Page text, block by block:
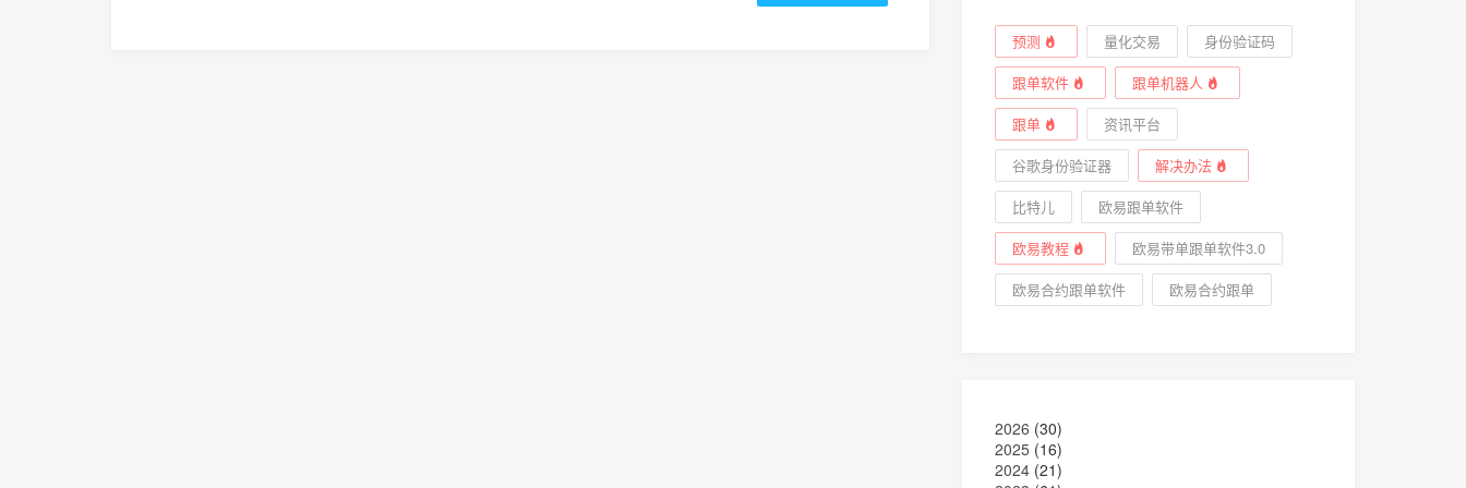
预测 量化交易
身份验证码
跟单软件
跟单机器人
跟单
资讯平台
谷歌身份验证器
解决办法
比特儿
欧易跟单软件
欧易教程
欧易带单跟单软件3.0
欧易合约跟单软件
欧易合约跟单
2026 (30)
2025 (16)
2024 (21)